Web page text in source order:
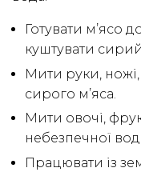
Готувати м’ясо
куштувати
Мити руки,
сирого м’яса.
Мити овочі,
небезпечної
Працювати із